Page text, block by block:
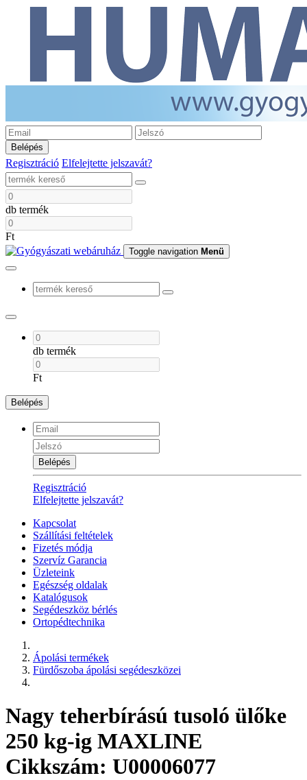
Belépés
Regisztráció Elfelejtette jelszavát?
db termék
Ft
Toggle navigation Menü
db termék
Ft
Belépés
Belépés
Regisztráció
Elfelejtette jelszavát?
Kapcsolat
Szállítási feltételek
Fizetés módja
Szervíz Garancia
Üzleteink
Egészség oldalak
Katalógusok
Segédeszköz bérlés
Ortopédtechnika
Ápolási termékek
Fürdőszoba ápolási segédeszközei
Nagy teherbírású tusoló ülőke
250 kg-ig MAXLINE
Cikkszám: U00006077